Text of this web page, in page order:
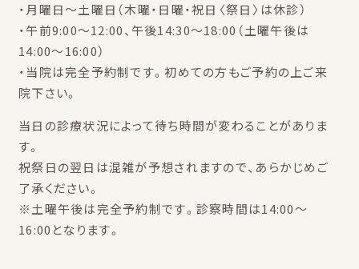
・月曜日～土曜日（木曜・日曜・祝日〈祭日〉は休診）
・午前9:00～12:00、午後14:30～18:00（土曜午後は
14:00～16:00）
・当院は完全予約制です。初めての方もご予約の上ご来
院下さい。
当日の診療状況によって待ち時間が変わることがありま
す。
祝祭日の翌日は混雑が予想されますので、あらかじめご
了承ください。
※土曜午後は完全予約制です。診察時間は14:00～
16:00となります。